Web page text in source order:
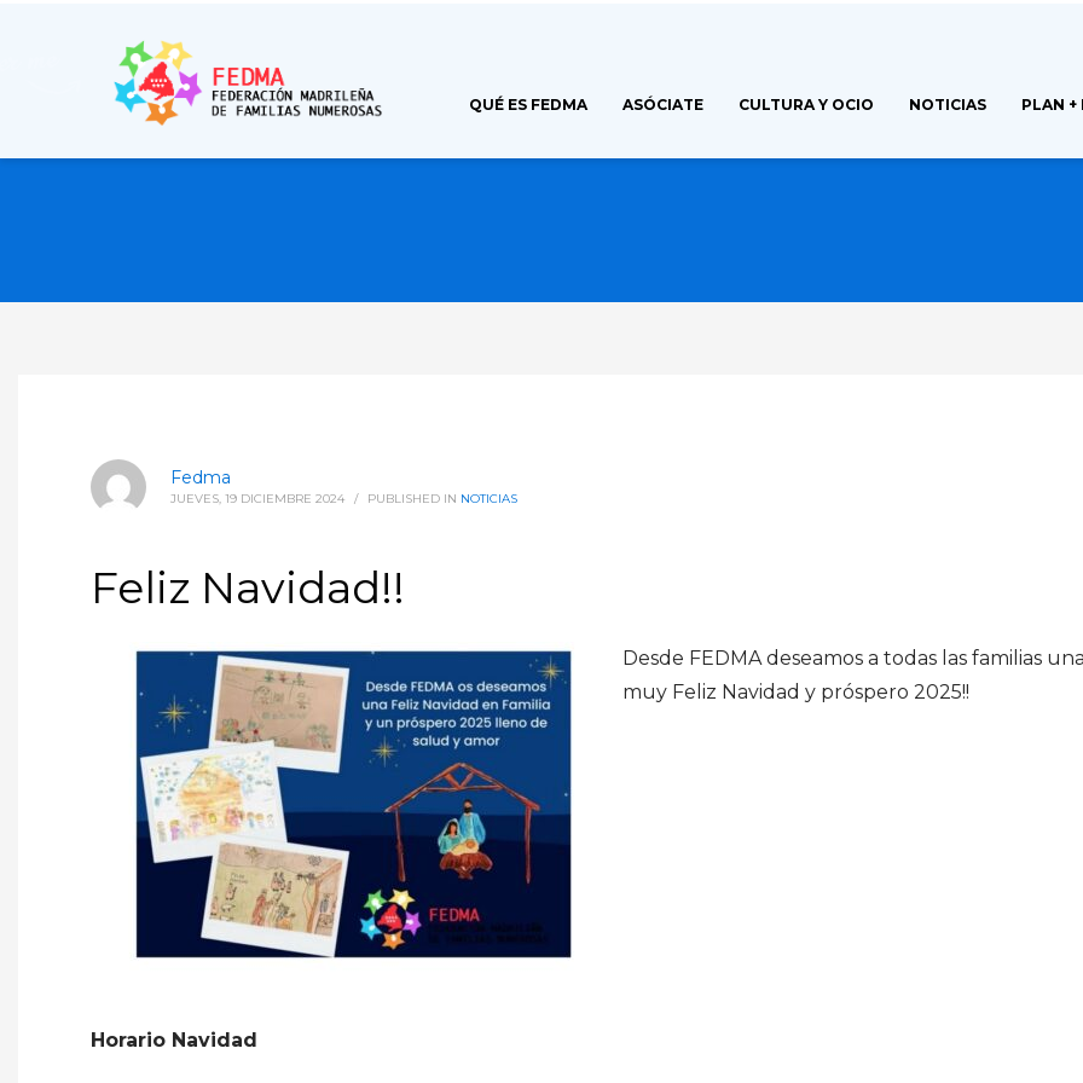
QUÉ ES FEDMA ASÓCIATE CULTURA Y OCIO NOTICIAS PLAN +
Fedma
JUEVES, 19 DICIEMBRE 2024 / PUBLISHED IN NOTICIAS
Feliz Navidad!!
Desde FEDMA deseamos a todas las familias
muy Feliz Navidad y próspero 2025!!
Horario Navidad